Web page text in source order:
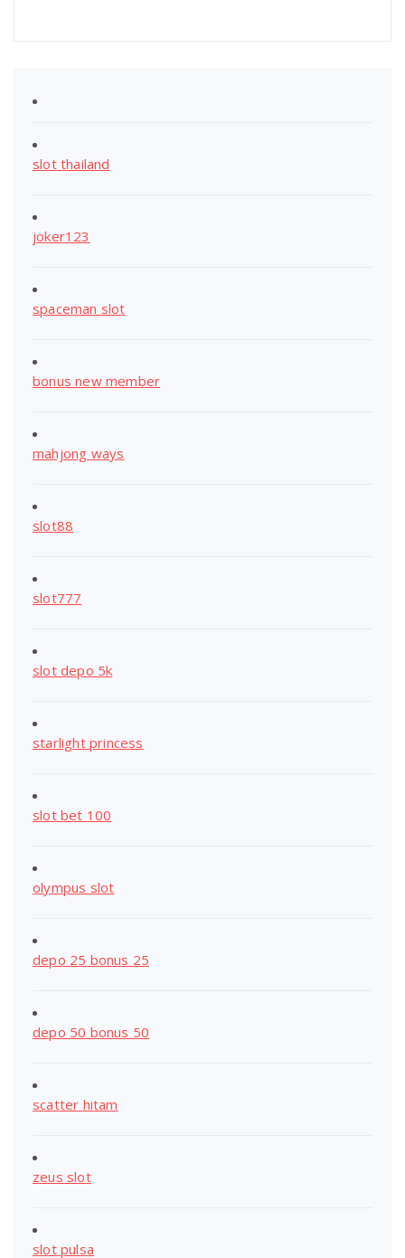
slot thailand
joker123
spaceman slot
bonus new member
mahjong ways
slot88
slot777
slot depo 5k
starlight princess
slot bet 100
olympus slot
depo 25 bonus 25
depo 50 bonus 50
scatter hitam
zeus slot
slot pulsa